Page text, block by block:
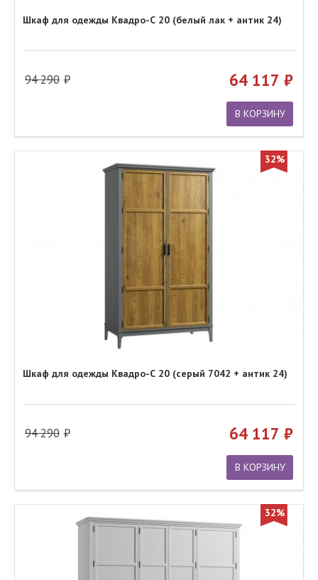
Шкаф для одежды Квадро-С 20 (белый лак + антик 24)
94 290 64 117
В КОРЗИНУ
32%
Шкаф для одежды Квадро-С 20 (серый 7042 + антик 24)
94 290 64 117
В КОРЗИНУ
32%